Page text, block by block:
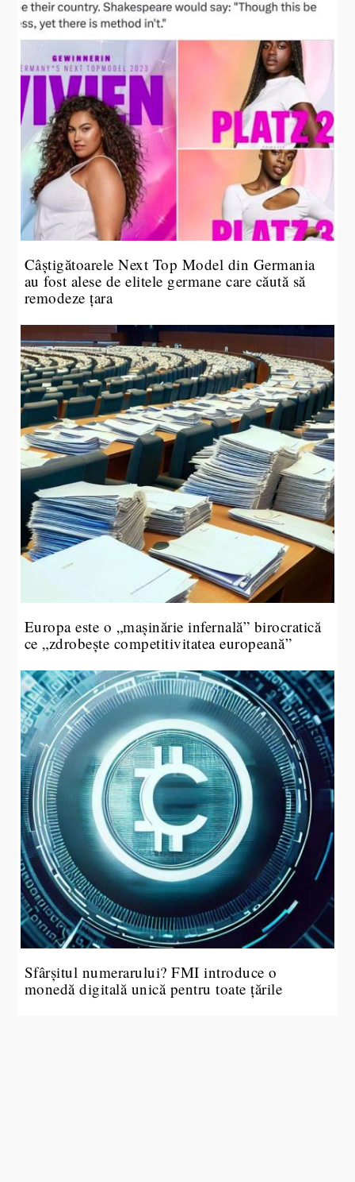
Câștigătoarele Next Top Model din Germania
au fost alese de elitele germane care căută să
remodeze țara
Europa este o „mașinărie infernală” birocratică
ce „zdrobește competitivitatea europeană”
Sfârșitul numerarului? FMI introduce o
monedă digitală unică pentru toate țările